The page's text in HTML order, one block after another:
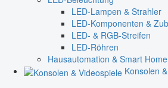
LED-Lampen & Strahler
LED-Komponenten &
LED- & RGB-Streifen
LED-Röhren
Hausautomation & Smart Home
Konsolen